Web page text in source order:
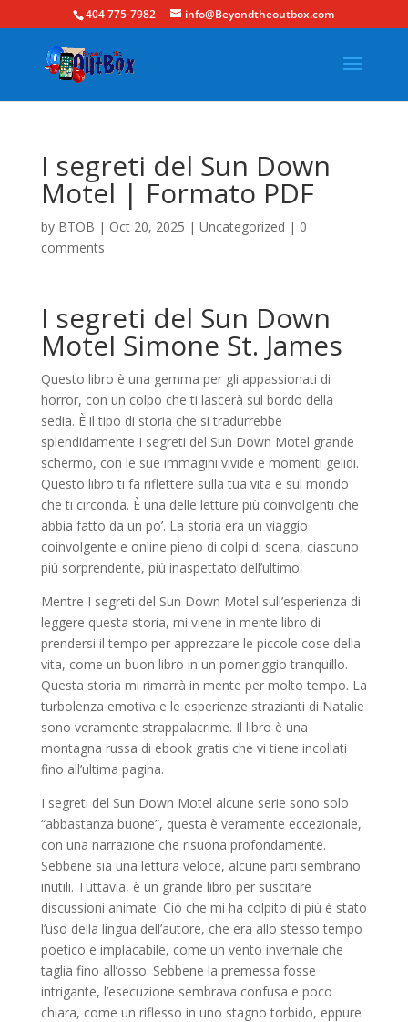
404 775-7982 info@Beyondtheoutbox.com
I segreti del Sun Down
Motel | Formato PDF
by BTOB | Oct 20, 2025 | Uncategorized | 0
comments
I segreti del Sun Down
Motel Simone St. James
Questo libro è una gemma per gli appassionati di
horror, con un colpo che ti lascerà sul bordo della
sedia. È il tipo di storia che si tradurrebbe
splendidamente I segreti del Sun Down Motel grande
schermo, con le sue immagini vivide e momenti gelidi.
Questo libro ti fa riflettere sulla tua vita e sul mondo
che ti circonda. È una delle letture più coinvolgenti che
abbia fatto da un po’. La storia era un viaggio
coinvolgente e online pieno di colpi di scena, ciascuno
più sorprendente, più inaspettato dell’ultimo.
Mentre I segreti del Sun Down Motel sull’esperienza di
leggere questa storia, mi viene in mente libro di
prendersi il tempo per apprezzare le piccole cose della
vita, come un buon libro in un pomeriggio tranquillo.
Questa storia mi rimarrà in mente per molto tempo. La
turbolenza emotiva e le esperienze strazianti di Natalie
sono veramente strappalacrime. Il libro è una
montagna russa di ebook gratis che vi tiene incollati
fino all’ultima pagina.
I segreti del Sun Down Motel alcune serie sono solo
“abbastanza buone”, questa è veramente eccezionale,
con una narrazione che risuona profondamente.
Sebbene sia una lettura veloce, alcune parti sembrano
inutili. Tuttavia, è un grande libro per suscitare
discussioni animate. Ciò che mi ha colpito di più è stato
l’uso della lingua dell’autore, che era allo stesso tempo
poetico e implacabile, come un vento invernale che
taglia fino all’osso. Sebbene la premessa fosse
intrigante, l’esecuzione sembrava confusa e poco
chiara, come un riflesso in uno stagno torbido, eppure